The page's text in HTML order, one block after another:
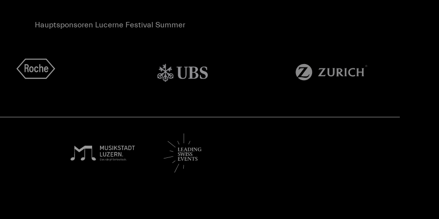
Hauptsponsoren Lucerne Festival Summer